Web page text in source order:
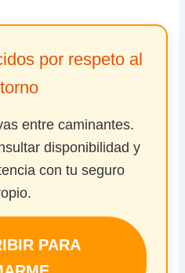
por respeto al
entre caminantes.
disponibilidad y
con tu seguro
PARA